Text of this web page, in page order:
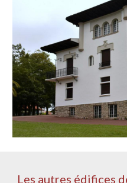
Les autres édifices